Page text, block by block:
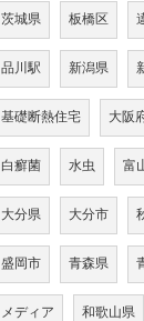
茨城県 板橋区
品川駅 新潟県
基礎断熱住宅 大阪
白癬菌 水虫 富
大分県 大分市
盛岡市 青森県
メディア 和歌山県